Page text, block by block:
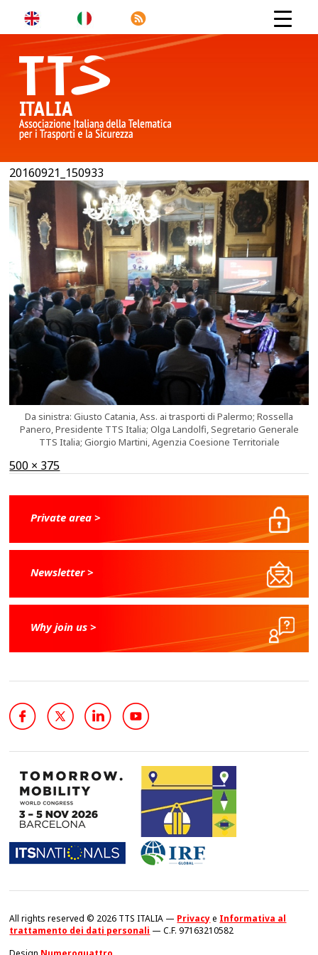
20160921_150933
Da sinistra: Giusto Catania, Ass. ai trasporti di Palermo; Rossella
Panero, Presidente TTS Italia; Olga Landolfi, Segretario Generale
TTS Italia; Giorgio Martini, Agenzia Coesione Territoriale
Full
500 × 375
Private area >
Newsletter >
Why join us >
All rights reserved © 2026 TTS ITALIA — Privacye Informativa al
trattamento dei dati personali — C.F. 97163210582